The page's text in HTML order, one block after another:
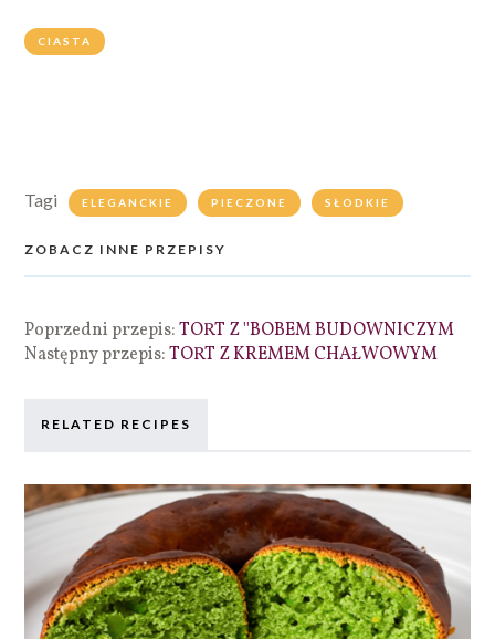
CIASTA
Tagi ELEGANCKIE PIECZONE SŁODKIE
ZOBACZ INNE PRZEPISY
Poprzedni przepis:TORT Z ''BOBEM BUDOWNICZYM
Następny przepis:TORT Z KREMEM CHAŁWOWYM
RELATED RECIPES